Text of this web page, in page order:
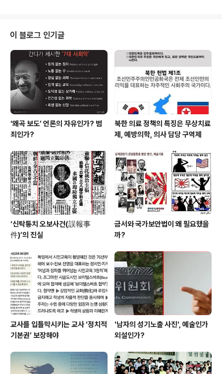
240원 받는 사람. 시간당 745만원을 받는 사람과 6,030
원을 받는 사람... 사람의 능력에는 분명한 차이가 있다. 그
런데 이 정도 차이가 날 수 있을까? 현대인들은 자본의 논
리에 길들여져 있다 옛날 사람들은 양반과 노예는 피가 다
르고 뼈가 다르게 태어난다고 믿었다. 요즈음 이런 소릴 하
면 미친 사람 ..
이 블로그 인기글
‘왜곡 보도’ 언론의 자유인가? 범
죄인가?
북한 의료 정책의 특징은 무상치료
제, 예방의학, 의사 담당 구역제
‘신탁통치 오보사건(誤報事
件)’의 진실
금서와 국가보안법이 왜 필요했을
까?
교사를 입틀막시키는 교사 ‘정치적
기본권’ 보장해야
'남자의 성기노출 사진', 예술인가
외설인가?